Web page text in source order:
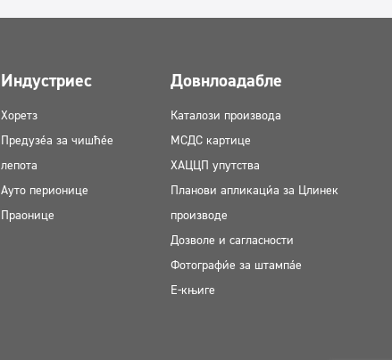
Индустриес
Хоретз
Предузећа за чишћење
лепота
Ауто перионице
Праонице
Довнлоадабле
Каталози производа
МСДС картице
ХАЦЦП упутства
Планови апликација за Цлинек
производе
Дозволе и сагласности
Фотографије за штампање
Е-књиге